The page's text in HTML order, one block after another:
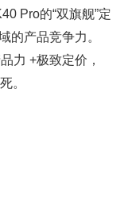
Pro的“双旗舰”定
的产品竞争力。
力 +极致定价，
。